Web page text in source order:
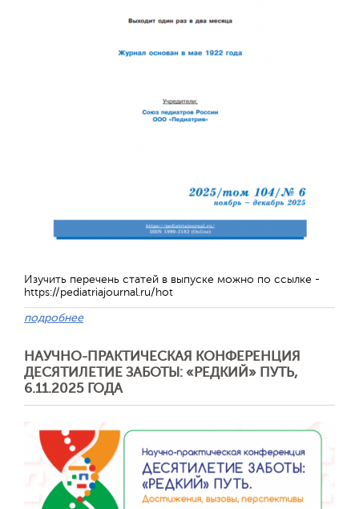
Изучить перечень статей в выпуске можно по ссылке -
https://pediatriajournal.ru/hot
подробнее
НАУЧНО-ПРАКТИЧЕСКАЯ КОНФЕРЕНЦИЯ
ДЕСЯТИЛЕТИЕ ЗАБОТЫ: «РЕДКИЙ» ПУТЬ,
6.11.2025 ГОДА